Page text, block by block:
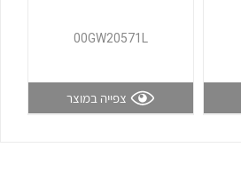
לכל מוצרי היצרן
00GW20571L
צפייה במוצר